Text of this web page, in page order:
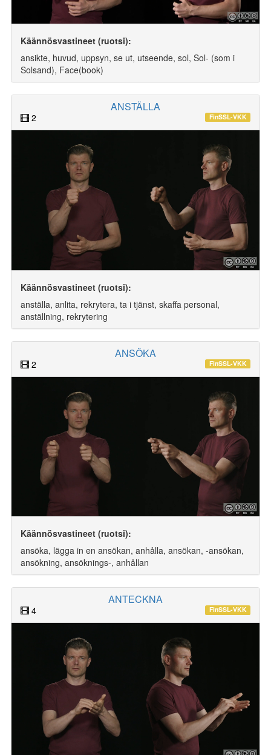
Käännösvastineet (ruotsi):
ansikte, huvud, uppsyn, se ut, utseende, sol, Sol- (som i
Solsand), Face(book)
ANSTÄLLA
2 FinSSL-VKK
Käännösvastineet (ruotsi):
anställa, anlita, rekrytera, ta i tjänst, skaffa personal,
anställning, rekrytering
ANSÖKA
2 FinSSL-VKK
Käännösvastineet (ruotsi):
ansöka, lägga in en ansökan, anhålla, ansökan, -ansökan,
ansökning, ansöknings-, anhållan
ANTECKNA
4 FinSSL-VKK